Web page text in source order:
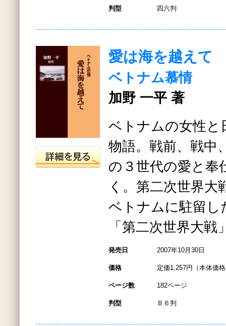
判型 四六判
愛は海を越えて
ベトナム慕情
加野 一平 著
ベトナムの女性と
物語。戦前、戦中
の３世代の愛と奉
く。第二次世界大
ベトナムに駐留し
「第二次世界大戦
発売日 2007年10月30日
価格 定価1,257円（本体価
ページ数 182ページ
判型 Ｂ６判